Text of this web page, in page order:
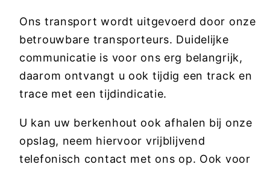
Ons transport wordt uitgevoerd door onze
betrouwbare transporteurs. Duidelijke
communicatie is voor ons erg belangrijk,
daarom ontvangt u ook tijdig een track en
trace met een tijdindicatie.
U kan uw berkenhout ook afhalen bij onze
opslag, neem hiervoor vrijblijvend
telefonisch contact met ons op. Ook voor